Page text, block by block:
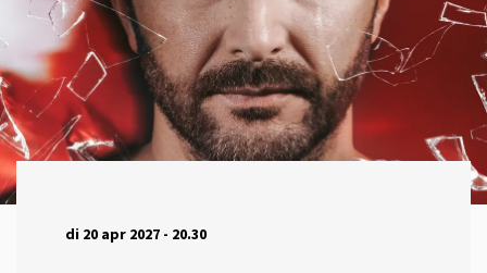
di 20 apr 2027 - 20.30